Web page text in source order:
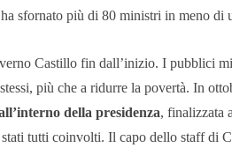
sfornato più di 80 ministri in meno di
Castillo fin dall’inizio. I pubblici
più che a ridurre la povertà. In
della presidenza, finalizzata
tutti coinvolti. Il capo dello staff di